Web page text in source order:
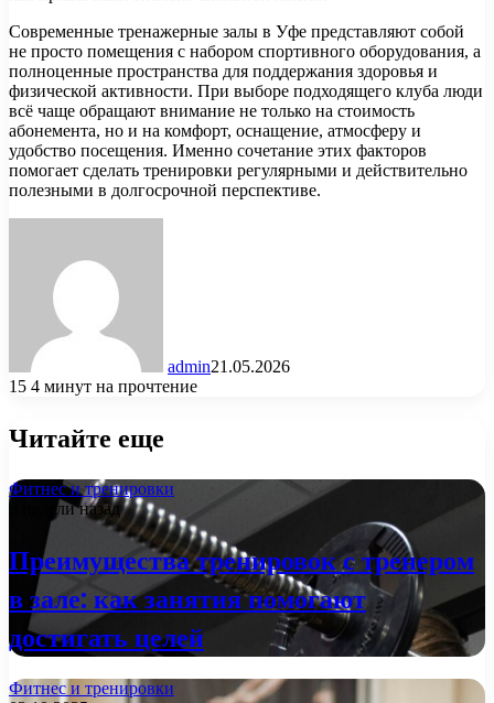
Современные тренажерные залы в Уфе представляют собой
не просто помещения с набором спортивного оборудования, а
полноценные пространства для поддержания здоровья и
физической активности. При выборе подходящего клуба люди
всё чаще обращают внимание не только на стоимость
абонемента, но и на комфорт, оснащение, атмосферу и
удобство посещения. Именно сочетание этих факторов
помогает сделать тренировки регулярными и действительно
полезными в долгосрочной перспективе.
admin21.05.2026
15 4 минут на прочтение
Читайте еще
Фитнес и тренировки
3 недели назад
Преимущества тренировок с тренером
в зале: как занятия помогают
достигать целей
Фитнес и тренировки